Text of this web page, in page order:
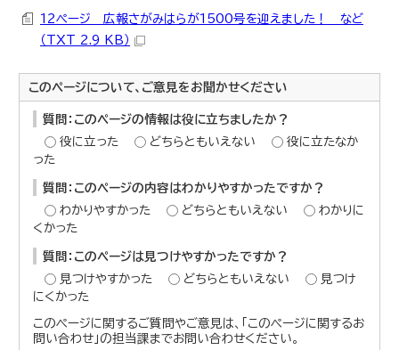
12ページ 広報さがみはらが1500号を迎えました！ など
（TXT 2.9 KB）
このページについて、ご意見をお聞かせください
質問：このページの情報は役に立ちましたか？
役に立った
どちらともいえない
役に立たなか
った
質問：このページの内容はわかりやすかったですか？
わかりやすかった
どちらともいえない
わかりに
くかった
質問：このページは見つけやすかったですか？
見つけやすかった
どちらともいえない
見つけ
にくかった
このページに関するご質問やご意見は、「このページに関するお
問い合わせ」の担当課までお問い合わせください。